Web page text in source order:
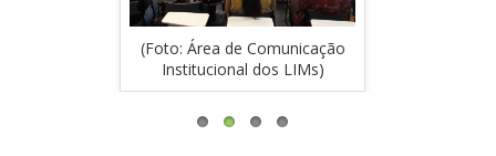
(Foto: Área de Comunicação
Institucional dos LIMs)